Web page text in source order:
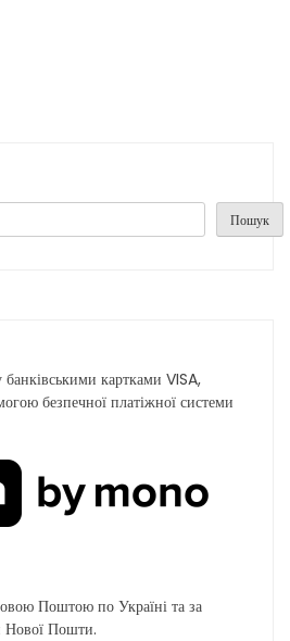
Пошук
картками VISA,
безпечної платіжної системи
Поштою по Україні та за
Нової Пошти.